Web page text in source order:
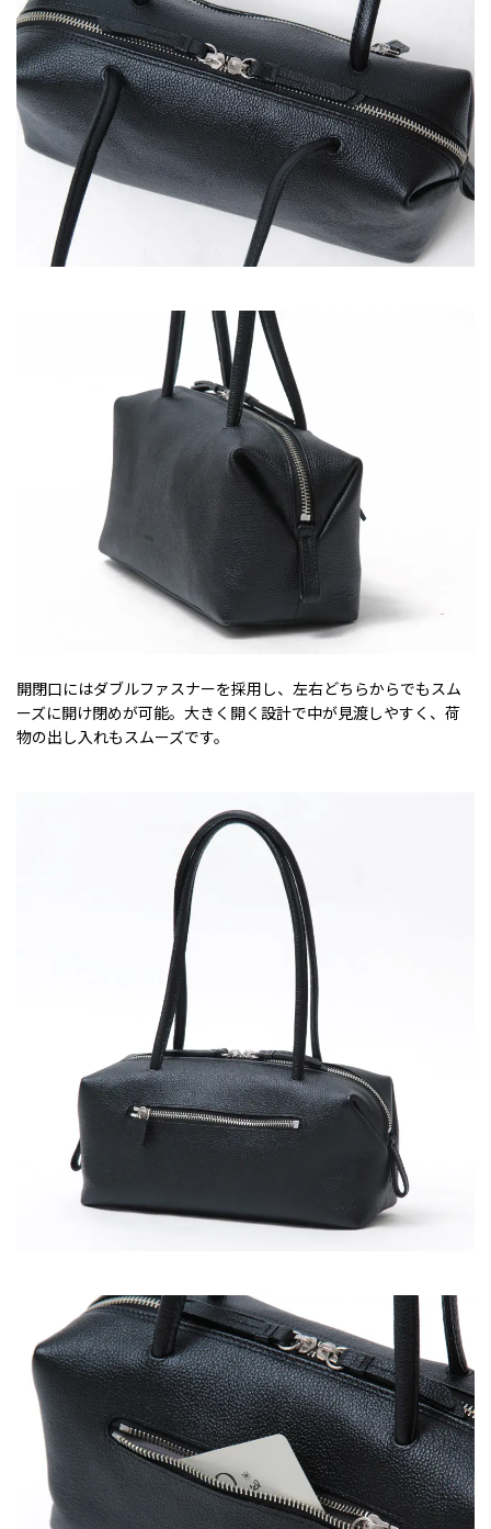
開閉口にはダブルファスナーを採用し、左右どちらからでもスム
ーズに開け閉めが可能。大きく開く設計で中が見渡しやすく、荷
物の出し入れもスムーズです。